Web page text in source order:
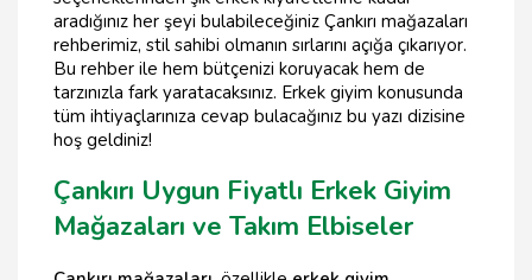
aradığınız her şeyi bulabileceğiniz Çankırı mağazaları
rehberimiz, stil sahibi olmanın sırlarını açığa çıkarıyor.
Bu rehber ile hem bütçenizi koruyacak hem de
tarzınızla fark yaratacaksınız. Erkek giyim konusunda
tüm ihtiyaçlarınıza cevap bulacağınız bu yazı dizisine
hoş geldiniz!
Çankırı Uygun Fiyatlı Erkek Giyim
Mağazaları ve Takım Elbiseler